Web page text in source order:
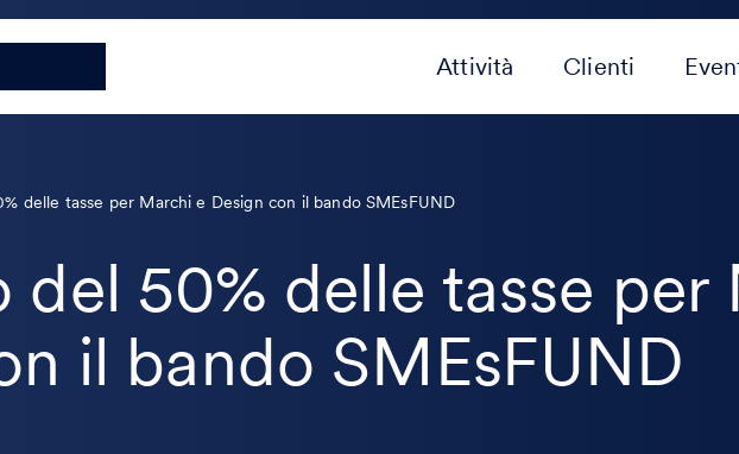
Attività Clienti
delle tasse per Marchi e Design con il bando SMEsFUND
del 50% delle tasse per
il bando SMEsFUND